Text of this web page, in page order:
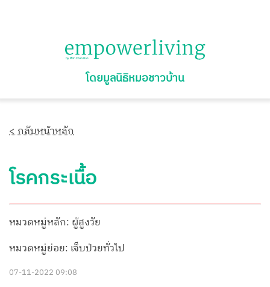
โดยมูลนิธิหมอชาวบ้าน
< กลับหน้าหลัก
โรคกระเนื้อ
หมวดหมู่หลัก: ผู้สูงวัย
หมวดหมู่ย่อย: เจ็บป่วยทั่วไป
07-11-2022 09:08